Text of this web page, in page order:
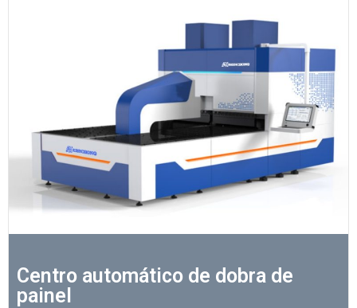
Centro automático de dobra de
painel